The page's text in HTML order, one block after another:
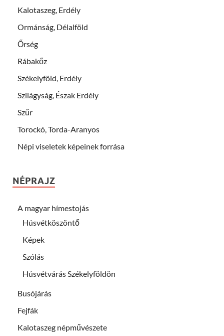
Kalotaszeg, Erdély
Ormánság, Délalföld
Őrség
Rábakőz
Székelyföld, Erdély
Szilágyság, Észak Erdély
Szűr
Torockó, Torda-Aranyos
Népi viseletek képeinek forrása
NÉPRAJZ
A magyar hímestojás
Húsvétköszöntő
Képek
Szólás
Húsvétvárás Székelyföldön
Busójárás
Fejfák
Kalotaszeg népművészete